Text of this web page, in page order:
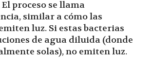
proceso se llama
similar a cómo las
luz. Si estas bacterias
de agua diluida (donde
solas), no emiten luz.